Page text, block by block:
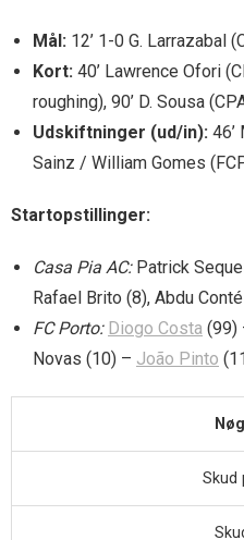
Mål: 12’ 1-0 G. Larrazabal
Kort: 40’ Lawrence Ofori
roughing), 90’ D. Sousa
Udskiftninger (ud/in): 46’
Sainz / William Gomes
Startopstillinger:
Casa Pia AC:Patrick
Rafael Brito (8), Abdu
FC Porto: Diogo Costa (99)
Novas (10) – João Pinto
Skud